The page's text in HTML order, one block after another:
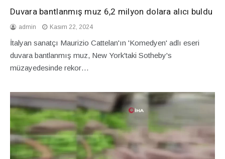
Duvara bantlanmış muz 6,2 milyon dolara alıcı buldu
admin Kasım 22, 2024
İtalyan sanatçı Maurizio Cattelan'ın 'Komedyen' adlı eseri
duvara bantlanmış muz, New York'taki Sotheby's
müzayedesinde rekor…